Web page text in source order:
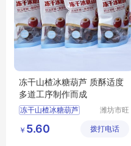
冻干山楂冰糖葫芦 质酥适度
多道工序制作而成
冻干山楂冰糖葫芦
冻干芝麻糖葫芦
潍坊市旺
限公司
￥ 5.60 拨打电话